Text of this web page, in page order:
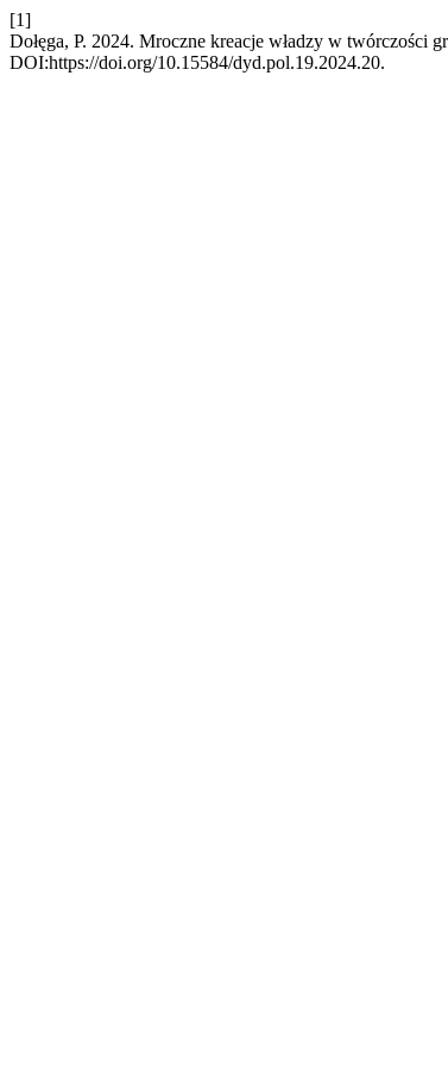
[1]
Dołęga, P. 2024. Mroczne kreacje władzy w twórczości
DOI:https://doi.org/10.15584/dyd.pol.19.2024.20.